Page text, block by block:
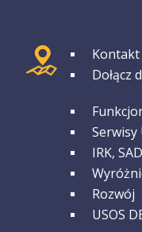
GRUPA 1Kontakt
Dołącz
GRUPA 2
Serwisy
IRK,
Rozwój
USOS